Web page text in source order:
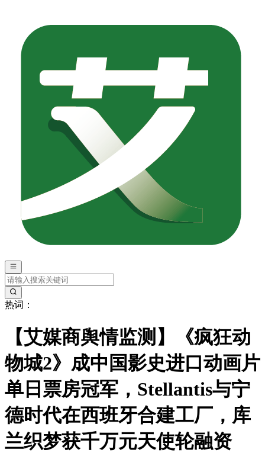
热词：
【艾媒商舆情监测】《疯狂动
物城2》成中国影史进口动画片
单日票房冠军，Stellantis与宁
德时代在西班牙合建工厂，库
兰织梦获千万元天使轮融资